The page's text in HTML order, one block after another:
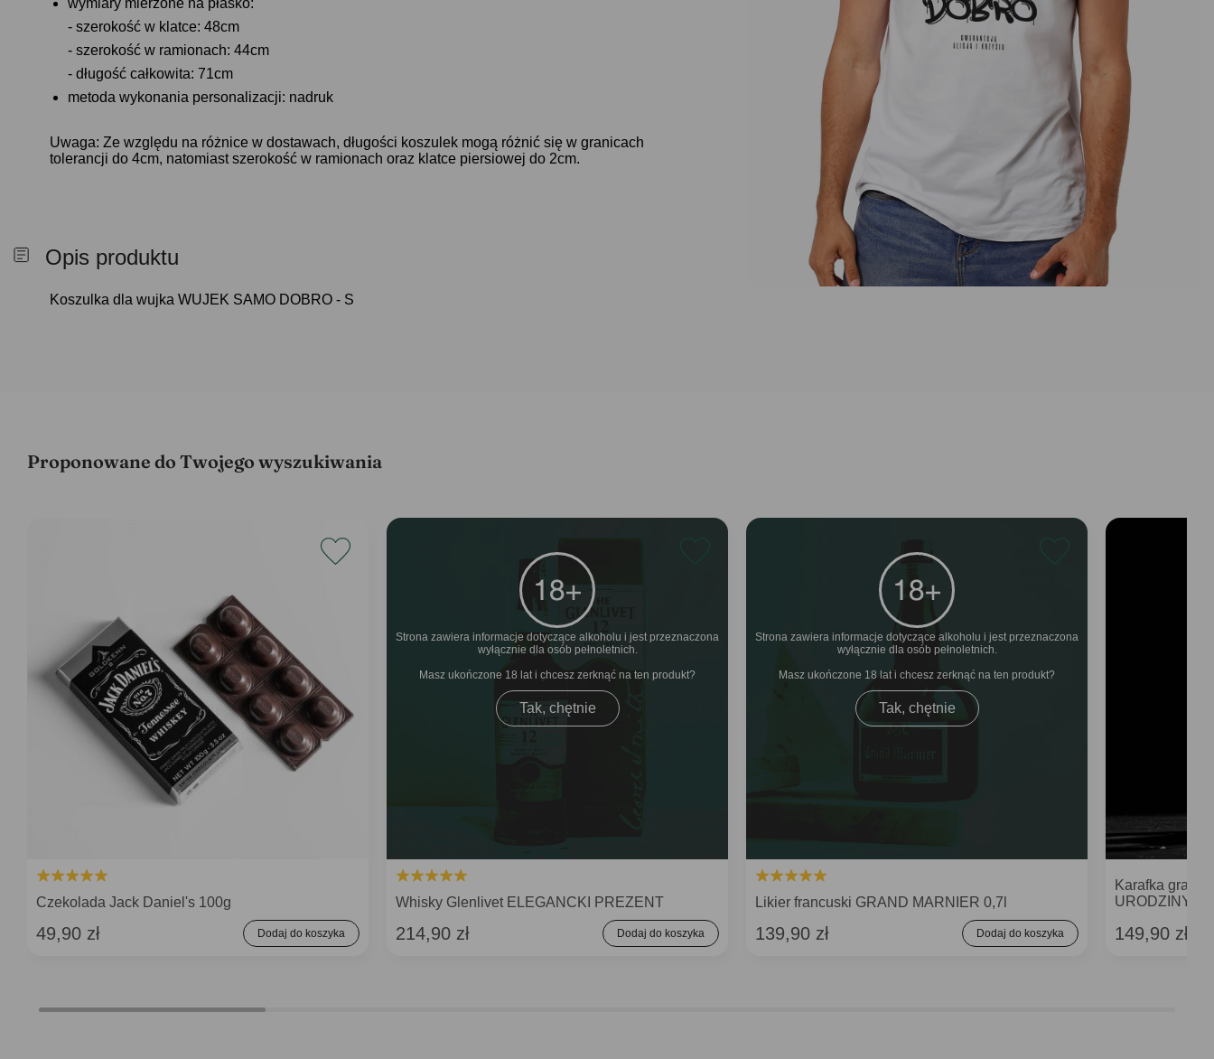
wymiary mierzone na płasko:
- szerokość w klatce: 48cm
- szerokość w ramionach: 44cm
- długość całkowita: 71cm
metoda wykonania personalizacji: nadruk
Uwaga: Ze względu na różnice w dostawach, długości koszulek mogą różnić się w granicach
tolerancji do 4cm, natomiast szerokość w ramionach oraz klatce piersiowej do 2cm.
Opis produktu
Koszulka dla wujka WUJEK SAMO DOBRO - S
Proponowane do Twojego wyszukiwania
Czekolada Jack Daniel's 100g
49,90 zł Dodaj do koszyka
Strona zawiera informacje dotyczące alkoholu i jest przeznaczona
wyłącznie dla osób pełnoletnich.
Masz ukończone 18 lat i chcesz zerknąć na ten produkt
Tak, chętnie
Whisky Glenlivet ELEGANCKI PREZENT
214,90 zł Dodaj do koszyka
Strona zawiera informacje dotyczące alkoholu i jest przeznaczona
wyłącznie dla osób pełnoletnich.
Masz ukończone 18 lat i chcesz zerknąć na ten produkt
Tak, chętnie
Likier francuski GRAND MARNIER 0,7l
139,90 zł Dodaj do koszyka
Karafka
URODZINY
149,90 zł